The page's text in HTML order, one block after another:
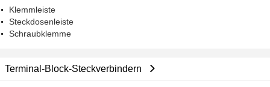
Klemmleiste
Steckdosenleiste
Schraubklemme
Terminal-Block-Steckverbindern